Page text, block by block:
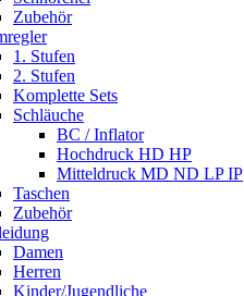
Zubehör
1. Stufen
2. Stufen
Komplette Sets
Schläuche
BC / Inflator
Hochdruck HD HP
Mitteldruck MD ND LP IP
Taschen
Zubehör
Damen
Herren
Kinder/Jugendliche